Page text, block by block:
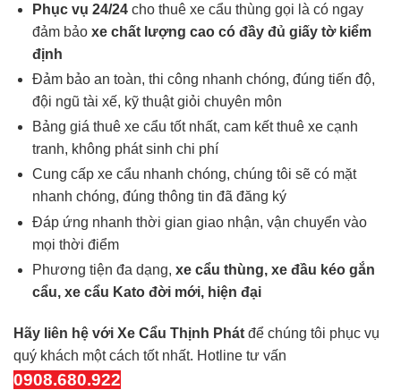
Phục vụ 24/24cho thuê xe cẩu thùng gọi là có ngay
đảm bảo xe chất lượng cao có đầy đủ giấy tờ kiểm
định
Đảm bảo an toàn, thi công nhanh chóng, đúng tiến độ,
đội ngũ tài xế, kỹ thuật giỏi chuyên môn
Bảng giá thuê xe cẩu tốt nhất, cam kết thuê xe cạnh
tranh, không phát sinh chi phí
Cung cấp xe cẩu nhanh chóng, chúng tôi sẽ có mặt
nhanh chóng, đúng thông tin đã đăng ký
Đáp ứng nhanh thời gian giao nhận, vận chuyển vào
mọi thời điểm
Phương tiện đa dạng, xe cẩu thùng, xe đầu kéo gắn
cẩu, xe cẩu Kato đời mới, hiện đại
Hãy liên hệ với Xe Cẩu Thịnh Phát để chúng tôi phục vụ
quý khách một cách tốt nhất. Hotline tư vấn
0908.680.922